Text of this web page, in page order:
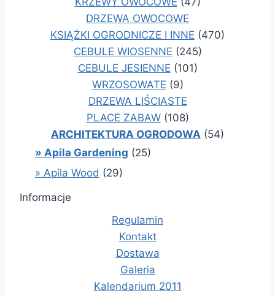
DRZEWA OWOCOWE
KSIĄŻKI OGRODNICZE I INNE (470)
CEBULE WIOSENNE (245)
CEBULE JESIENNE (101)
WRZOSOWATE (9)
DRZEWA LIŚCIASTE
PLACE ZABAW(108)
ARCHITEKTURA OGRODOWA (54)
» Apila Gardening (25)
» Apila Wood (29)
Informacje
Regulamin
Kontakt
Dostawa
Galeria
Kalendarium 2011